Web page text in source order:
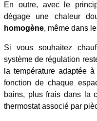
En outre, avec le
dégage une chaleur
homogène, même dans
Si vous souhaitez
système de régulation
la température adaptée
fonction de chaque
bains, plus frais dans la
thermostat associé par